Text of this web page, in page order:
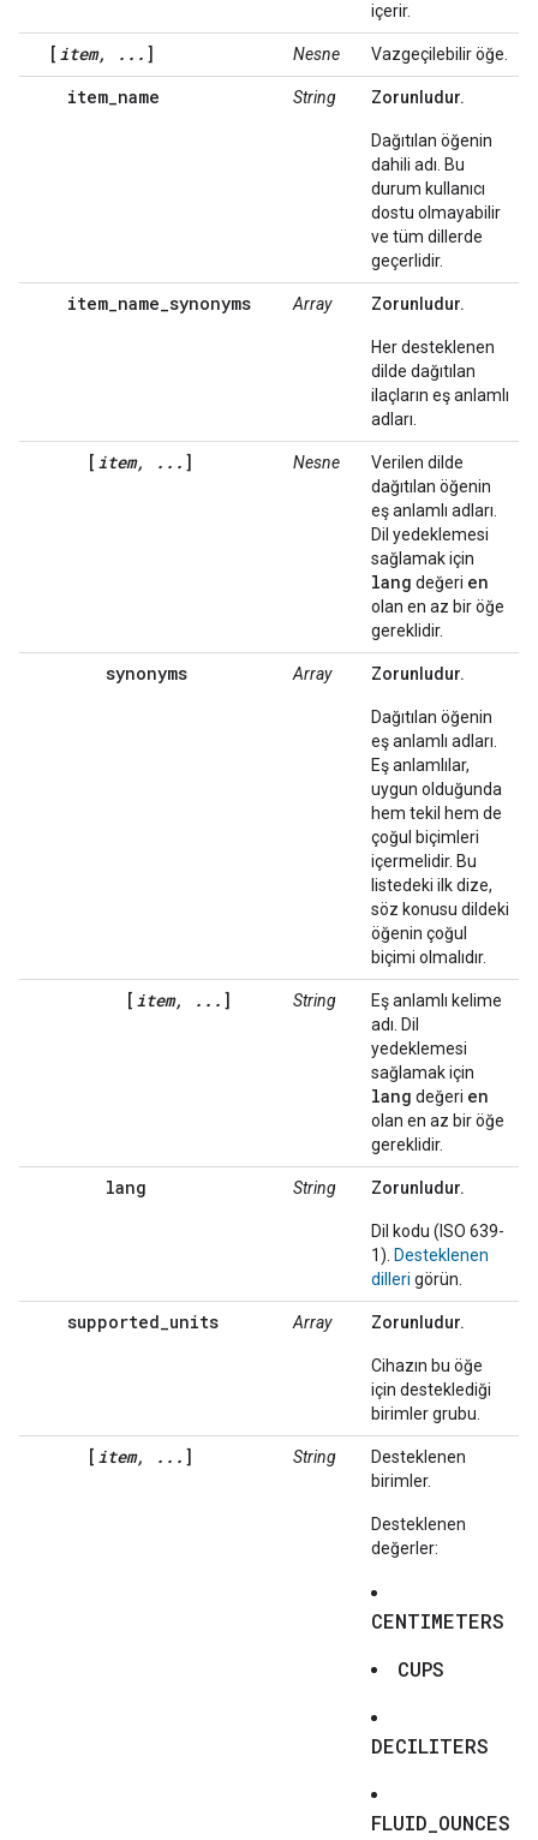
içerir.
[ item, ... ] Nesne Vazgeçilebilir öğe.
item_name String Zorunludur.
Dağıtılan öğenin
dahili adı. Bu
durum kullanıcı
dostu olmayabilir
ve tüm dillerde
geçerlidir.
item_name_synonyms Array Zorunludur.
Her desteklenen
dilde dağıtılan
ilaçların eş anlamlı
adları.
[ item, ... ] Nesne
Verilen dilde
dağıtılan öğenin
eş anlamlı adları.
Dil yedeklemesi
sağlamak için
lang değeri en
olan en az bir öğe
gereklidir.
synonyms Array Zorunludur.
Dağıtılan öğenin
eş anlamlı adları.
Eş anlamlılar,
uygun olduğunda
hem tekil hem de
çoğul biçimleri
içermelidir. Bu
listedeki ilk dize,
söz konusu dildeki
öğenin çoğul
biçimi olmalıdır.
[ item, ... ] String
Eş anlamlı kelime
adı. Dil
yedeklemesi
sağlamak için
lang değeri en
olan en az bir öğe
gereklidir.
lang String Zorunludur.
Dil kodu (ISO 639-
1). Desteklenen
dilleri görün.
supported_units Array Zorunludur.
Cihazın bu öğe
için desteklediği
birimler grubu.
[ item, ... ] String
Desteklenen
birimler.
Desteklenen
değerler:
CENTIMETERS
CUPS
DECILITERS
FLUID_OUNCES